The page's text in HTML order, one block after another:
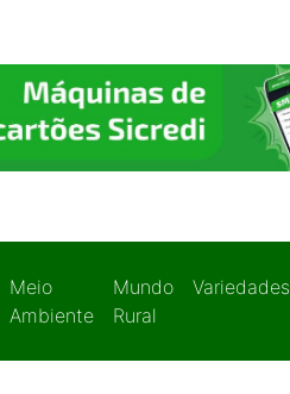
Meio
Ambiente
Mundo
Rural
Variedades